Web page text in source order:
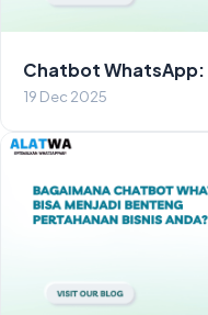
Chatbot WhatsApp:
19 Dec 2025